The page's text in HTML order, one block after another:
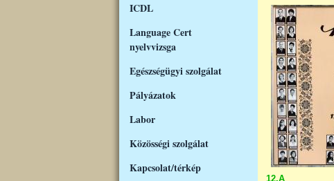
ICDL
Language Cert
nyelvvizsga
Egészségügyi szolgálat
Pályázatok
Labor
Közösségi szolgálat
Kapcsolat/térkép
12.A